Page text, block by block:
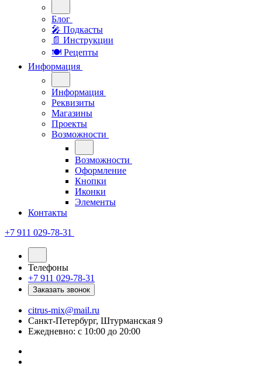
Блог
🎤︎︎ Подкасты
📄 Инструкции
🍽 Рецепты
Информация
Информация
Реквизиты
Магазины
Проекты
Возможности
Возможности
Оформление
Кнопки
Иконки
Элементы
Контакты
+7 911 029-78-31
Телефоны
+7 911 029-78-31
Заказать звонок
citrus-mix@mail.ru
Санкт-Петербург, Штурманская 9
Ежедневно: с 10:00 до 20:00